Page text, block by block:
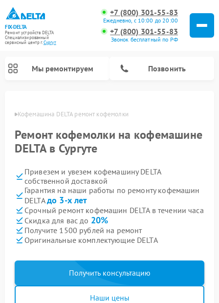
FIX-DELTA
Ремонт устройств DELTA
Специализированный
cервисный центр г.Сургут
+7 (800) 301-55-83
Ежедневно, с 10:00 до 20:00
+7 (800) 301-55-83
Звонок бесплатный по РФ
Мы ремонтируем Позвонить
Кофемашина DELTA ремонт кофемолки
Ремонт кофемолки на кофемашине
DELTA в Сургуте
Привезем и увезем кофемашину DELTA
собственной доставкой
Гарантия на наши работы по ремонту кофемашин
DELTAдо 3-х лет
Срочный ремонт кофемашин DELTA в течении часа
Скидка для вас до 20%
Получите 1500 рублей на ремонт
Оригинальные комплектующие DELTA
Получить консультацию
Наши цены